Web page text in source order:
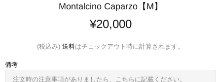
Montalcino Caparzo【M】
¥20,000
(税込み) 送料はチェックアウト時に計算されます。
備考